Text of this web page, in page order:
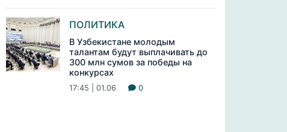
ПОЛИТИКА
В Узбекистане молодым
талантам будут выплачивать до
300 млн сумов за победы на
конкурсах
17:45 | 01.06 0